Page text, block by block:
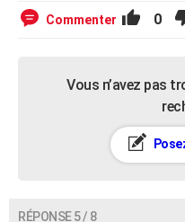
Commenter 0
Vous n’avez pas
RÉPONSE 5 / 8